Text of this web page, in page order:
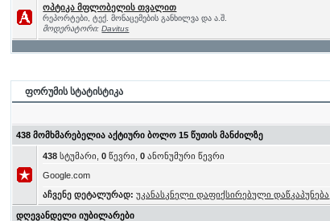
ოპტიკა მფლობელის თვალით
რეპორტები, ტექ. მონაცემების განხილვა და ა.შ.
მოდერატორი:Davitus
ფორუმის სტატისტიკა
438 მომხმარებელია აქტიური ბოლო 15 წუთის მანძილზე
438 სტუმარი,0 წევრი,0 ანონუმური წევრი
Google.com
აჩვენე დეტალურად: უკანასკნელი დაფიქსირებული დაწკაპუნება
დღევანდელი იუბილარები